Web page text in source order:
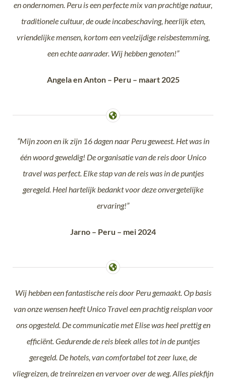
en ondernomen. Peru is een perfecte mix van prachtige natuur,
traditionele cultuur, de oude incabeschaving, heerlijk eten,
vriendelijke mensen, kortom een veelzijdige reisbestemming,
een echte aanrader. Wij hebben genoten!”
Angela en Anton – Peru – maart 2025
“Mijn zoon en ik zijn 16 dagen naar Peru geweest. Het was in
één woord geweldig! De organisatie van de reis door Unico
travel was perfect. Elke stap van de reis was in de puntjes
geregeld. Heel hartelijk bedankt voor deze onvergetelijke
ervaring!”
Jarno – Peru – mei 2024
Wij hebben een fantastische reis door Peru gemaakt. Op basis
van onze wensen heeft Unico Travel een prachtig reisplan voor
ons opgesteld. De communicatie met Elise was heel prettig en
efficiënt.Gedurende de reis bleek alles tot in de puntjes
geregeld. De hotels, van comfortabel tot zeer luxe, de
vliegreizen, de treinreizen en vervoer over de weg. Alles piekfijn